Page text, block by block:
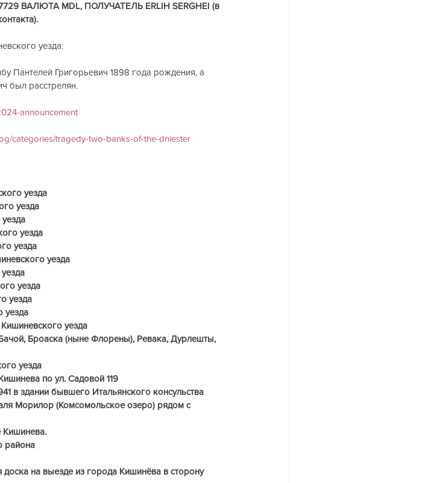
ВАЛЮТА MDL, ПОЛУЧАТЕЛЬ ERLIH SERGHEI (в
уезда:
Пантелей Григорьевич 1898 года рождения, а
был расстрелян.
announcement
categories/tragedy-two-banks-of-the-dniester
уезда
уезда
уезда
уезда
уезда
уезда
уезда
уезда
уезда
Броаска (ныне Флорены), Ревака, Дурлешты,
уезда
по ул. Садовой 119
в здании бывшего Итальянского консульства
Морилор (Комсомольское озеро) рядом с
Кишинева.
района
на выезде из города Кишинёва в сторону